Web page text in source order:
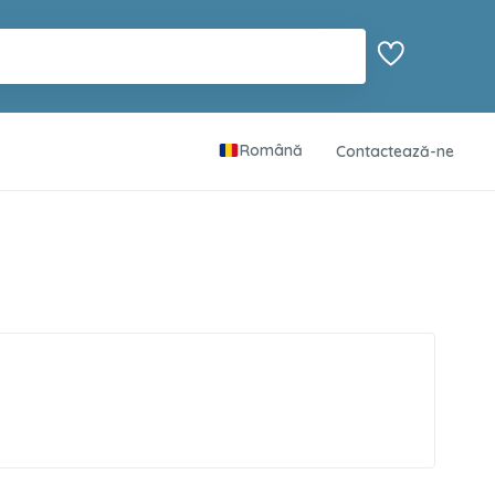
Română Contactează-ne